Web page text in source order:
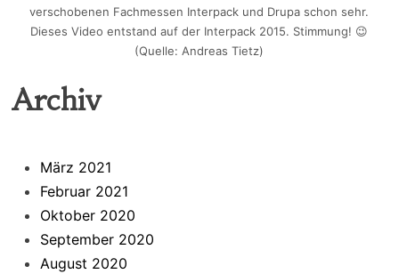
verschobenen Fachmessen Interpack und Drupa schon sehr.
Dieses Video entstand auf der Interpack 2015. Stimmung! 😉
(Quelle: Andreas Tietz)
Archiv
März 2021
Februar 2021
Oktober 2020
September 2020
August 2020